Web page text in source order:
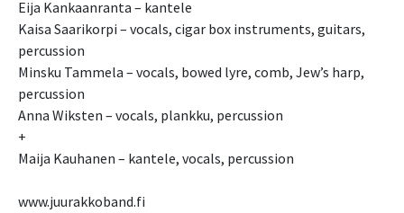
Eija Kankaanranta – kantele
Kaisa Saarikorpi – vocals, cigar box instruments, guitars,
percussion
Minsku Tammela – vocals, bowed lyre, comb, Jew’s harp,
percussion
Anna Wiksten – vocals, plankku, percussion
+
Maija Kauhanen – kantele, vocals, percussion
www.juurakkoband.fi